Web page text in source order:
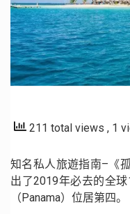
211 total views , 1
知名私人旅遊指南–《
出了2019年必去的全
（Panama）位居第四。